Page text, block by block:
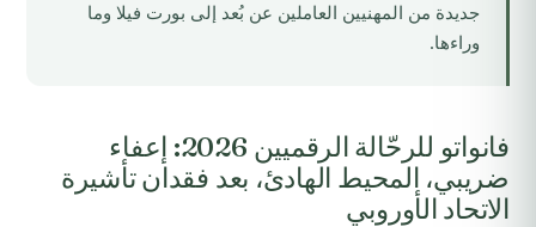
جديدة من المهنيين العاملين عن بُعد إلى بورت فيلا وما
وراءها.
فانواتو للرحّالة الرقميين 2026: إعفاء
ضريبي، المحيط الهادئ، بعد فقدان تأشيرة
الاتحاد الأوروبي